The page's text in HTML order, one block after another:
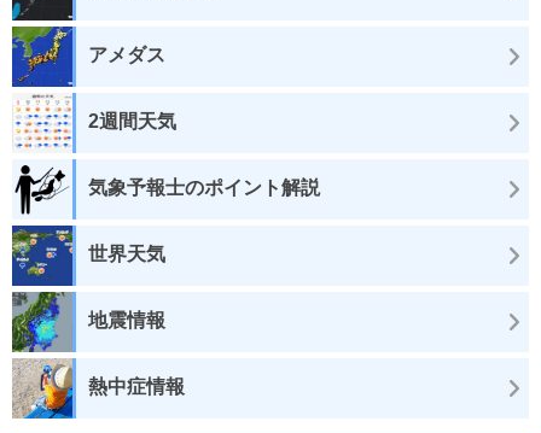
アメダス
2週間天気
気象予報士のポイント解説
世界天気
地震情報
熱中症情報